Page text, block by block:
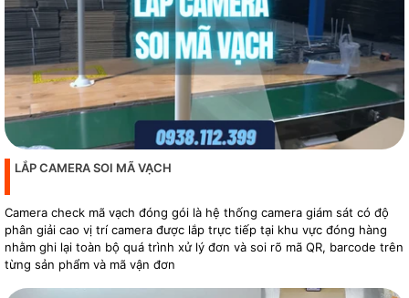
LẮP CAMERA SOI MÃ VẠCH
Camera check mã vạch đóng gói là hệ thống camera giám sát có độ
phân giải cao vị trí camera được lắp trực tiếp tại khu vực đóng hàng
nhằm ghi lại toàn bộ quá trình xử lý đơn và soi rõ mã QR, barcode trên
từng sản phẩm và mã vận đơn